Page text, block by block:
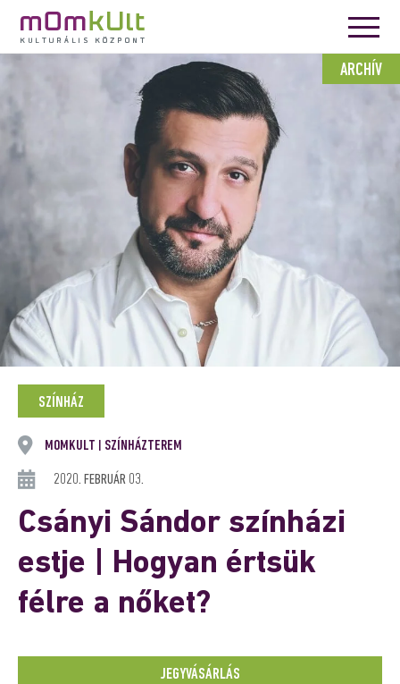
ARCHÍV
SZÍNHÁZ
MOMKULT SZÍNHÁZTEREM
2020. FEBRUÁR 03.
Csányi Sándor színházi
estje | Hogyan értsük
félre a nőket?
JEGYVÁSÁRLÁS